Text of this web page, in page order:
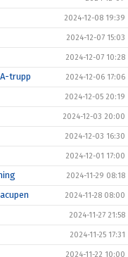
2024-12-08 19:39
2024-12-07 15:03
2024-12-07 10:28
trupp 2024-12-06 17:06
2024-12-05 20:19
2024-12-03 20:00
2024-12-03 16:30
2024-12-01 17:00
2024-11-29 08:18
2024-11-28 08:00
2024-11-27 21:58
2024-11-25 17:31
2024-11-22 10:00